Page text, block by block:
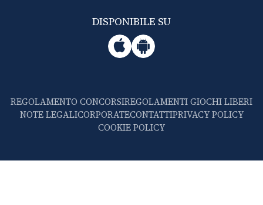
DISPONIBILE SU
REGOLAMENTO CONCORSIREGOLAMENTI GIOCHI LIBERI
NOTE LEGALICORPORATECONTATTIPRIVACY POLICY
COOKIE POLICY